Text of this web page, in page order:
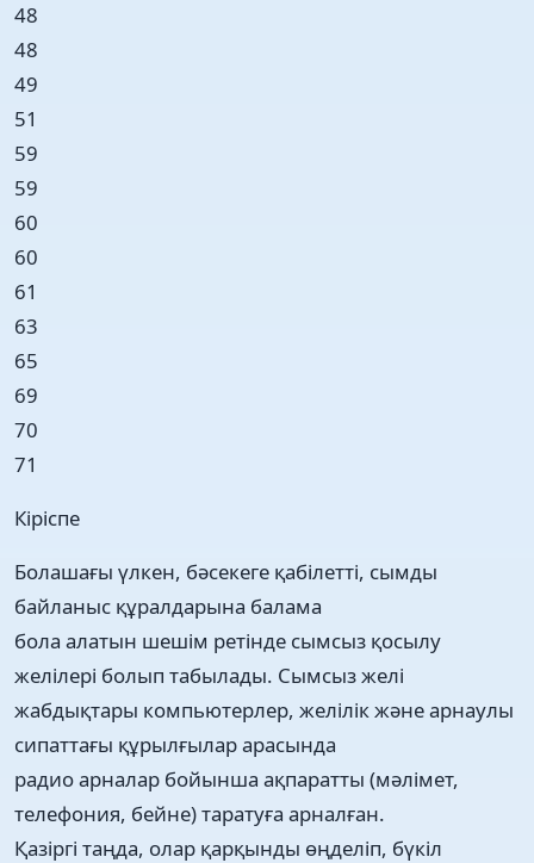
48
48
49
51
59
59
60
60
61
63
65
69
70
71
Кіріспе
Болашағы үлкен, бәсекеге қабілетті, сымды
байланыс құралдарына балама
бола алатын шешім ретінде сымсыз қосылу
желілері болып табылады. Сымсыз желі
жабдықтары компьютерлер, желілік және арнаулы
сипаттағы құрылғылар арасында
радио арналар бойынша ақпаратты (мәлімет,
телефония, бейне) таратуға арналған.
Қазіргі таңда, олар қарқынды өңделіп, бүкіл